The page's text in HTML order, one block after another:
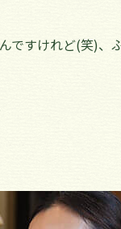
すけれど(笑)、